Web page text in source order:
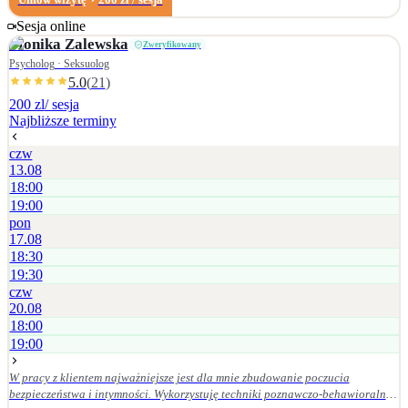
doświadczających m.in. obniżonego nastroju, lęku, stresu, poczucia
zagubienia, trudności w relacjach
Sesja online
Monika Zalewska Zweryfikowany
Psycholog · Seksuolog
5.0(21)
200 zl/ sesja
Najbliższe terminy
czw
13.08
18:00
19:00
pon
17.08
18:30
19:30
czw
20.08
18:00
19:00
W pracy z klientem najważniejsze jest dla mnie zbudowanie poczucia
bezpieczeństwa i intymności. Wykorzystuję techniki poznawczo-behawioralne,